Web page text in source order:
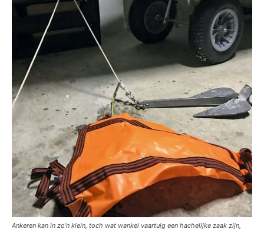
Ankeren kan in zo’n klein, toch wat wankel vaartuig een hachelijke zaak zijn,